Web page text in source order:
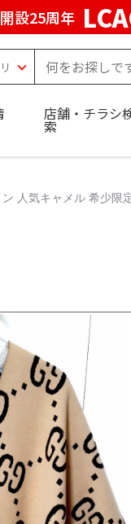
設25周年
店舗・チラシ
索
人気キャメル 希少限